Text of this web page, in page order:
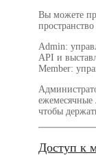
Вы можете
Admin:
API и
Member:
ежемесячные
чтобы
Доступ к